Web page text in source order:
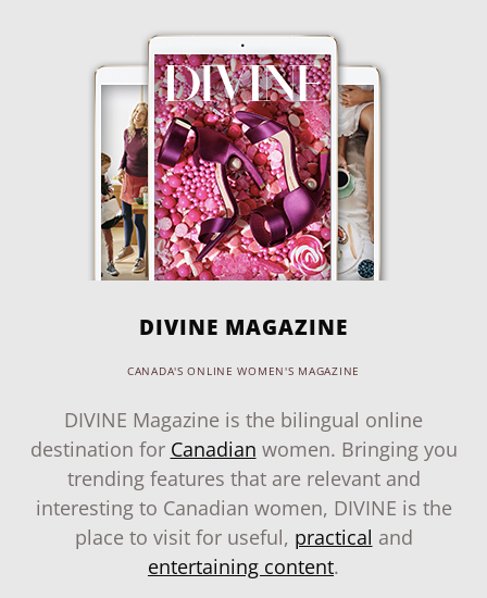
DIVINE MAGAZINE
CANADA'S ONLINE WOMEN'S MAGAZINE
DIVINE Magazine is the bilingual online
destination for Canadian women. Bringing you
trending features that are relevant and
interesting to Canadian women, DIVINE is the
place to visit for useful, practical and
entertaining content.